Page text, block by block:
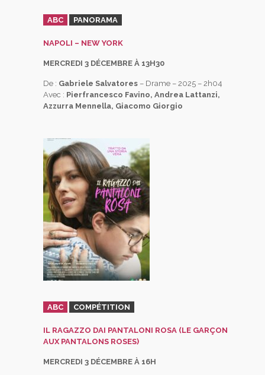
ABC PANORAMA
NAPOLI – NEW YORK
MERCREDI 3 DÉCEMBRE À 13H30
De : Gabriele Salvatores – Drame – 2025 – 2h04
Avec : Pierfrancesco Favino, Andrea Lattanzi,
Azzurra Mennella, Giacomo Giorgio
ABC COMPÉTITION
IL RAGAZZO DAI PANTALONI ROSA (LE GARÇON
AUX PANTALONS ROSES)
MERCREDI 3 DÉCEMBRE À 16H